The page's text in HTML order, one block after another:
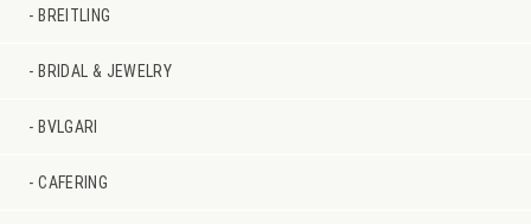
BREITLING
BRIDAL & JEWELRY
BVLGARI
CAFERING